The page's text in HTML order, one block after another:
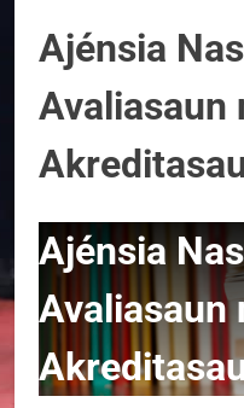
Ajénsia
Avaliasaun
Ajénsia
Avaliasaun